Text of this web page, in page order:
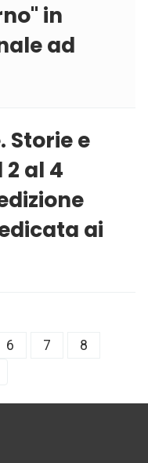
in
ad
Storie e
al 4
ai
6 7
8